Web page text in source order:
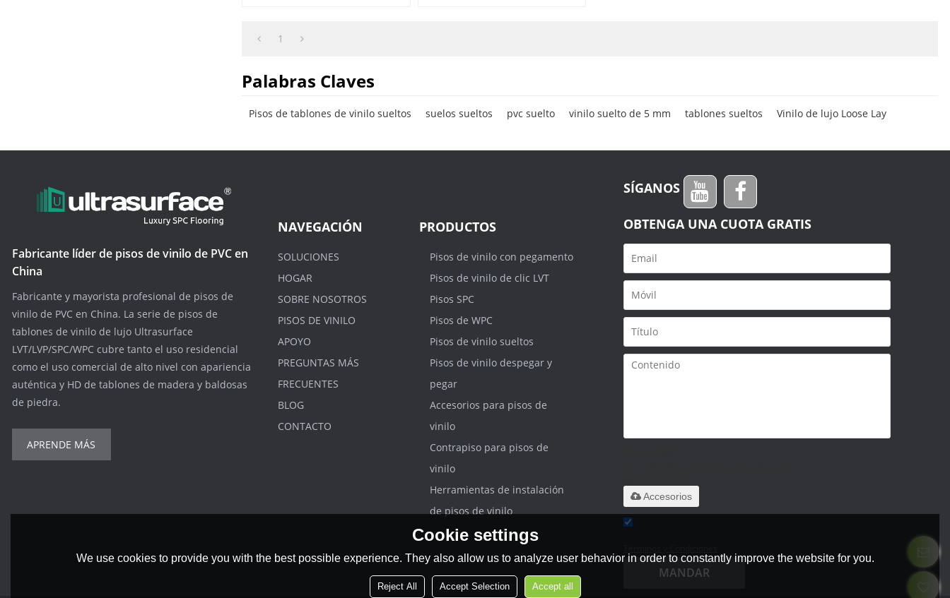
1
Palabras Claves
Pisos de tablones de vinilo sueltos suelos sueltos pvc suelto vinilo suelto de 5 mm tablones sueltos Vinilo de lujo Loose Lay
Fabricante líder de pisos de vinilo de PVC en
China
Fabricante y mayorista profesional de pisos de
vinilo de PVC en China. La serie de pisos de
tablones de vinilo de lujo Ultrasurface
LVT/LVP/SPC/WPC cubre tanto el uso residencial
como el uso comercial de alto nivel con apariencia
auténtica y HD de tablones de madera y baldosas
de piedra.
APRENDE MÁS
NAVEGACIÓN
SOLUCIONES
HOGAR
SOBRE NOSOTROS
PISOS DE VINILO
APOYO
PREGUNTAS MÁS
FRECUENTES
BLOG
CONTACTO
PRODUCTOS
Pisos de vinilo con pegamento
Pisos de vinilo de clic LVT
Pisos SPC
Pisos de WPC
Pisos de vinilo sueltos
Pisos de vinilo despegar y
pegar
Accesorios para pisos de
vinilo
Contrapiso para pisos de
vinilo
Herramientas de instalación
de pisos de vinilo
SÍGANOS
OBTENGA UNA CUOTA GRATIS
Accesorios
MANDAR
Cookie settings
We use cookies to provide you with the best possible experience. They also allow us to analyze user behavior in order to constantly improve the website for you.
Reject All Accept Selection Accept all